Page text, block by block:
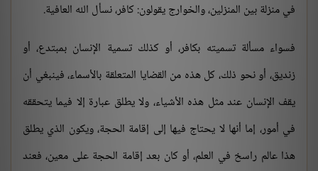
في منزلة بين المنزلين، والخوارج يقولون: كافر، نسأل الله العافية.
فسواء مسألة تسميته بكافر، أو كذلك تسمية الإنسان بمبتدع، أو
زنديق، أو نحو ذلك، كل هذه من القضايا المتعلقة بالأسماء، فينبغي أن
يقف الإنسان عند مثل هذه الأشياء، ولا يطلق عبارة إلا فيما يتحققه
في أمور، إما أنها لا يحتاج فيها إلى إقامة الحجة، ويكون الذي يطلق
هذا عالم راسخ في العلم، أو كان بعد إقامة الحجة على معين، فعند